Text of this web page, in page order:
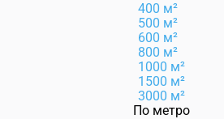
400 м²
500 м²
600 м²
800 м²
1000 м²
1500 м²
3000 м²
По метро